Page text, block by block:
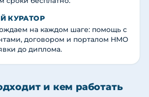
КУРАТОР
на каждом шаге: помощь с
договором и порталом НМО
до диплома.
и кем работать